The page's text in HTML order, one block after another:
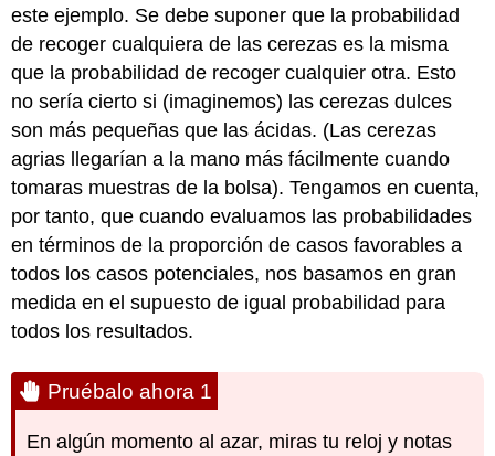
este ejemplo. Se debe suponer que la probabilidad
de recoger cualquiera de las cerezas es la misma
que la probabilidad de recoger cualquier otra. Esto
no sería cierto si (imaginemos) las cerezas dulces
son más pequeñas que las ácidas. (Las cerezas
agrias llegarían a la mano más fácilmente cuando
tomaras muestras de la bolsa). Tengamos en cuenta,
por tanto, que cuando evaluamos las probabilidades
en términos de la proporción de casos favorables a
todos los casos potenciales, nos basamos en gran
medida en el supuesto de igual probabilidad para
todos los resultados.
Pruébalo ahora 1
En algún momento al azar, miras tu reloj y notas